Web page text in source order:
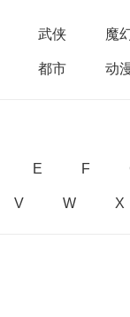
武侠 魔
都市 动
E F
V W X